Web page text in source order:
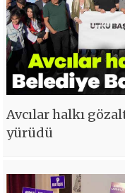
Avcılar halkı
yürüdü